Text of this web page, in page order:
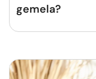
gemela?